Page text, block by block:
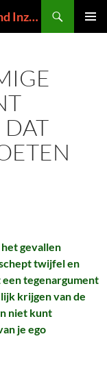
Ask The Real Jesus – Voortschrijdend Inzicht in de Zin van het Leven
DAT
gevallen
twijfel en
tegenargument
krijgen van de
niet kunt
je ego